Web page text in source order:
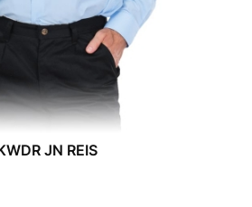
JN REIS